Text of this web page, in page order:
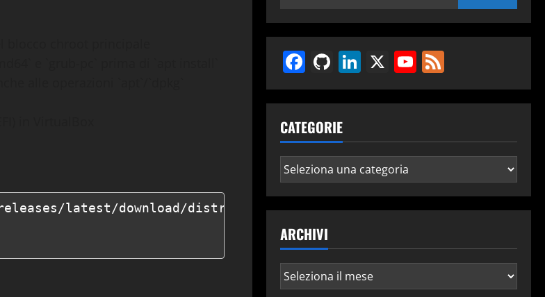
latest/download/distroClone_1.3.4_all.deb
Facebook
GitHub
LinkedIn
X YouTube
Feed
CATEGORIE
Categorie
ARCHIVI
Archivi